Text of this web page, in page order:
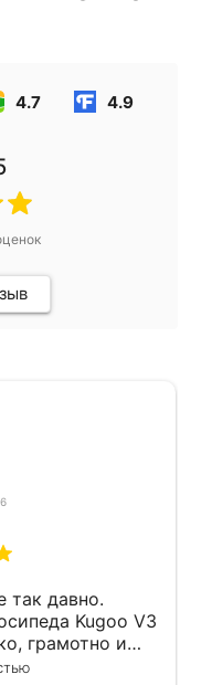
4.7 4.9
так давно.
Kugoo V3
грамотно и
сделано